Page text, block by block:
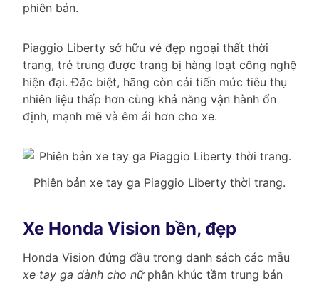
phiên bản.
Piaggio Liberty sở hữu vẻ đẹp ngoại thất thời
trang, trẻ trung được trang bị hàng loạt công nghệ
hiện đại. Đặc biệt, hãng còn cải tiến mức tiêu thụ
nhiên liệu thấp hơn cùng khả năng vận hành ổn
định, mạnh mẽ và êm ái hơn cho xe.
Phiên bản xe tay ga Piaggio Liberty thời trang.
Xe Honda Vision bền, đẹp
Honda Vision đứng đầu trong danh sách các mẫu
xe tay ga dành cho nữphân khúc tầm trung bán